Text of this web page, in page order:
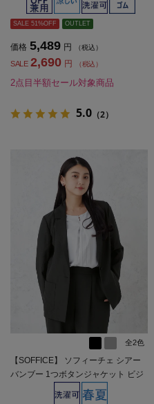
SALE 51%OFF OUTLET
価格 5,489 円 （税込）
SALE 2,690 円 （税込）
2点目半額セール対象商品
5.0 （2）
全2色
【SOFFICE】 ソフィーチェ シアー
バンブー 1つボタンジャケット ビジ
ネス ウォッシャブル 軽量 春夏【レ